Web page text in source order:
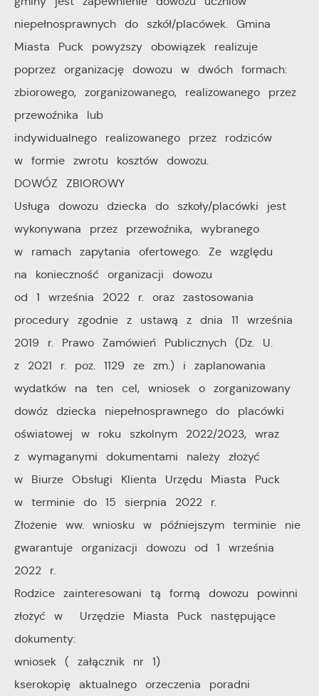
niepełnosprawnych do szkół/placówek. Gmina
Miasta Puck powyższy obowiązek realizuje
poprzez organizację dowozu w dwóch formach:
zbiorowego, zorganizowanego, realizowanego przez
przewoźnika lub
indywidualnego realizowanego przez rodziców
w formie zwrotu kosztów dowozu.
DOWÓZ ZBIOROWY
Usługa dowozu dziecka do szkoły/placówki jest
wykonywana przez przewoźnika, wybranego
w ramach zapytania ofertowego. Ze względu
na konieczność organizacji dowozu
od 1 września 2022 r. oraz zastosowania
procedury zgodnie z ustawą z dnia 11 września
2019 r. Prawo Zamówień Publicznych (Dz. U.
z 2021 r. poz. 1129 ze zm.) i zaplanowania
wydatków na ten cel, wniosek o zorganizowany
dowóz dziecka niepełnosprawnego do placówki
oświatowej w roku szkolnym 2022/2023, wraz
z wymaganymi dokumentami należy złożyć
w Biurze Obsługi Klienta Urzędu Miasta Puck
w terminie do 15 sierpnia 2022 r.
Złożenie ww. wniosku w późniejszym terminie nie
gwarantuje organizacji dowozu od 1 września
2022 r.
Rodzice zainteresowani tą formą dowozu powinni
złożyć w Urzędzie Miasta Puck następujące
dokumenty:
wniosek ( załącznik nr 1)
kserokopię aktualnego orzeczenia poradni
dostępność większej ilości funkcji na stronie.
dostosowywać do Twoich potrzeb.
Cookies analityczne pozwalają na uzyskanie informacji
w zakresie wykorzystywania witryny internetowej,
miejsca oraz częstotliwości, z jaką odwiedzane są
popularności wśród użytkowników. Zgromadzone
informacje są przetwarzane w formie zanonimizowanej.
Wyrażenie zgody na analityczne pliki cookies
gwarantuje dostępność wszystkich funkcjonalności.
Dzięki reklamowym plikom cookies prezentujemy Ci
Promocyjne pliki cookies służą do prezentowania Ci
naszych komunikatów na podstawie analizy Twoich
upodobań oraz Twoich zwyczajów dotyczących
przeglądanej witryny internetowej. Treści promocyjne
dostawców usług. Firmy te działają w charakterze
pośredników prezentujących nasze treści w postaci
wiadomości, ofert, komunikatów mediów
społecznościowych.
Więcej